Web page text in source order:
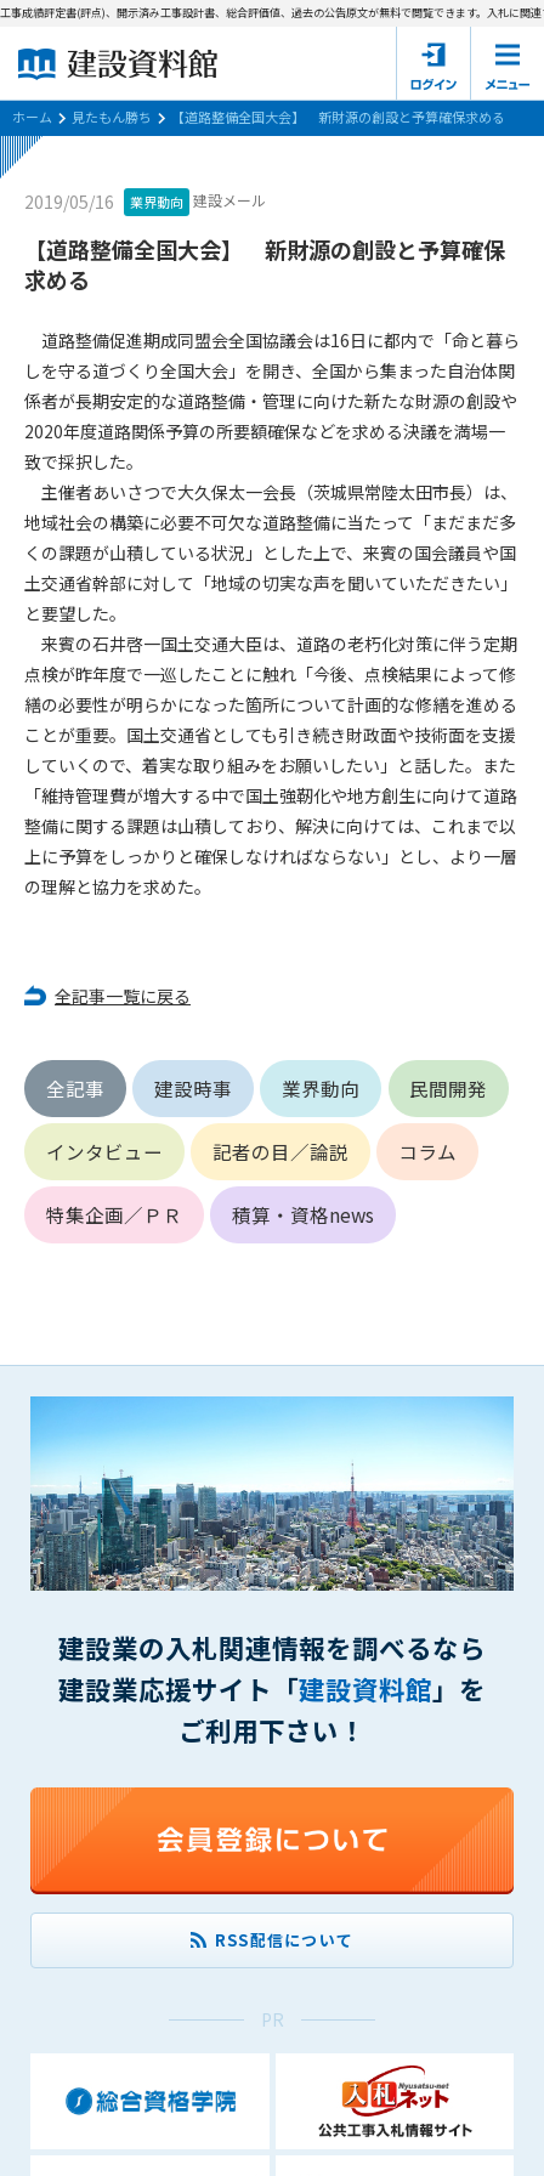
建設資料館とは
会員登録について
サポーター会員一覧
会員規約
績評定書(評点)、開示済み工事設計書、総合評価値、過去の公告原文が無料で閲覧できます。入札に関連す
ホーム 見たもん勝ち 【道路整備全国大会】 新財源の創設と予算確保求める
2019/05/16 業界動向 建設メール
【道路整備全国大会】 新財源の創設と予算確保
求める
道路整備促進期成同盟会全国協議会は16日に都内で「命と暮ら
しを守る道づくり全国大会」を開き、全国から集まった自治体関
係者が長期安定的な道路整備・管理に向けた新たな財源の創設や
2020年度道路関係予算の所要額確保などを求める決議を満場一
致で採択した。
主催者あいさつで大久保太一会長（茨城県常陸太田市長）は、
地域社会の構築に必要不可欠な道路整備に当たって「まだまだ多
くの課題が山積している状況」とした上で、来賓の国会議員や国
土交通省幹部に対して「地域の切実な声を聞いていただきたい」
と要望した。
来賓の石井啓一国土交通大臣は、道路の老朽化対策に伴う定期
点検が昨年度で一巡したことに触れ「今後、点検結果によって修
繕の必要性が明らかになった箇所について計画的な修繕を進める
ことが重要。国土交通省としても引き続き財政面や技術面を支援
していくので、着実な取り組みをお願いしたい」と話した。また
「維持管理費が増大する中で国土強靭化や地方創生に向けて道路
整備に関する課題は山積しており、解決に向けては、これまで以
上に予算をしっかりと確保しなければならない」とし、より一層
の理解と協力を求めた。
全記事一覧に戻る
全記事 建設時事 業界動向 民間開発
インタビュー 記者の目／論説 コラム
特集企画／ＰＲ 積算・資格news
建設業の入札関連情報を調べるなら
建設業応援サイト「建設資料館」を
ご利用下さい！
RSS配信について
PR
パスワードの再発行
第1条（規約の目的）
会員サービスの利用条件等について定めるものです。
2. 管理者が建設資料館WEB上で随時掲載するルールは本規約の
一部を構成するものとします。
第2条（規約の変更）
本規約は、会員の了承を得ることなく、随時変更されることが
あります。変更内容は、建設資料館WEB上に表示した時点で直
ちに全ての会員が了承したものとみなします。
第4条（会員審査および資格の取り消し）
会員とは、本規約を承諾の上、所定の会員申込手続きを完了
後、管理者がこれを承認した者をいいます。
第4条（会員の定義と登録）
1. 管理者は前条により審査の結果、会員申込みをした者が以下
の何れかの項目に該当することがわかった場合、その者の会
員としての権限を承認しないことがあります。
(1) 会員申し込みをした者が実在しなかった場合
(2) 本規約に違反した場合/li>
(3) 会員申し込みの際、申告事項に虚偽があった場合
(4) 会員申込者が管理者所定の手続き通りに会員申込手続き処
2. 管理者は承認後であっても承認した会員が前項の何れかに該
当することが判明した場合、会員資格を取り消すことがあり
第5条（IDおよびパスワードの管理）
1. 会員は申込の際に管理者が発行したIDおよびパスワードの使
用および管理について責任を負うものとします。
2. 会員は、自己のIDおよびパスワードを、貸与、譲渡、売買、
その他形態を問わず、第三者に利用させることはできませ
ん。
第6条（会員の禁止事項）
1. 会員は建設資料館WEB上で以下の行為をしないものとしま
(1) 第三者または管理者の著作権、その他知的所有権を侵害す
る行為
(2) 第三者または管理者の財産、プライバシー等を侵害する行
為
(3) 第三者または管理者を誹謗中傷する行為
(4) 有害なコンピュータプログラム等を送信又は書き込む行為
(6) 管理者が承認していない営利を目的とした行為
(7) 公序良俗に反する行為
(8) 犯罪的行為に結びつく行為
(9) その他、法律に反する行為
を、営利を目的として第三者に転売し、または転売のため
に第三者に提供すること
第7条（登録内容の削除）
管理者は、会員が登録した内容が以下に該当する、またはその
恐れのあるものは、会員の承諾なく削除できるものとします。
(1) 登録されている情報が、第6条の定める禁止事項に該当する
(3) 広告掲載料金の支払が遅延した場合
(4) その他、管理者が不適当と判断した場合
第8条（サービスの変更・中止等）
管理者は、会員の承諾なく、本サービス内容の変更(新規追加、